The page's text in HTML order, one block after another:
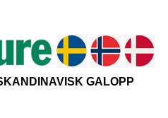
GALOPP